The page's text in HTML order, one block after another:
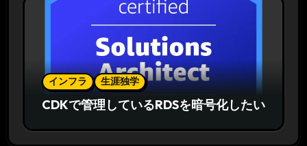
インフラ 生涯独学
CDKで管理しているRDSを暗号化したい